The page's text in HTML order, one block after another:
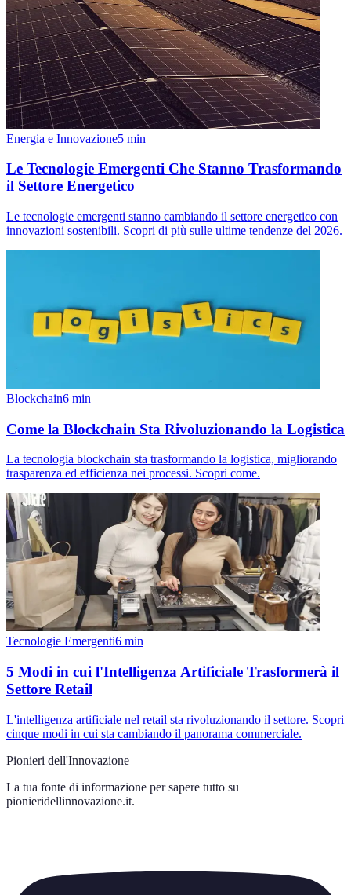
Energia e Innovazione5 min
Le Tecnologie Emergenti Che Stanno Trasformando
il Settore Energetico
Le tecnologie emergenti stanno cambiando il settore energetico con
innovazioni sostenibili. Scopri di più sulle ultime tendenze del 2026.
Blockchain6 min
Come la Blockchain Sta Rivoluzionando la Logistica
La tecnologia blockchain sta trasformando la logistica, migliorando
trasparenza ed efficienza nei processi. Scopri come.
Tecnologie Emergenti6 min
5 Modi in cui l'Intelligenza Artificiale Trasformerà il
Settore Retail
L'intelligenza artificiale nel retail sta rivoluzionando il settore. Scopri
cinque modi in cui sta cambiando il panorama commerciale.
Pionieri dell'Innovazione
La tua fonte di informazione per sapere tutto su
pionieridellinnovazione.it.